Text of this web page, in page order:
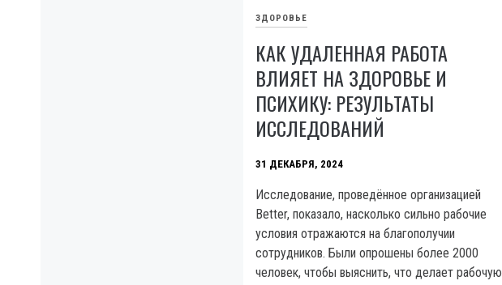
ЗДОРОВЬЕ
КАК УДАЛЕННАЯ РАБОТА
ВЛИЯЕТ НА ЗДОРОВЬЕ И
ПСИХИКУ: РЕЗУЛЬТАТЫ
ИССЛЕДОВАНИЙ
31 ДЕКАБРЯ, 2024
Исследование, проведённое организацией
Better, показало, насколько сильно рабочие
условия отражаются на благополучии
сотрудников. Были опрошены более 2000
человек, чтобы выяснить, что делает рабочую